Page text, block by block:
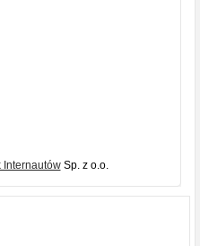
InternautówSp. z o.o.